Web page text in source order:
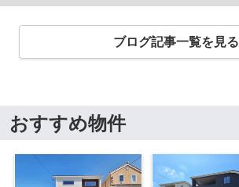
ブログ記事一覧を見る
おすすめ物件